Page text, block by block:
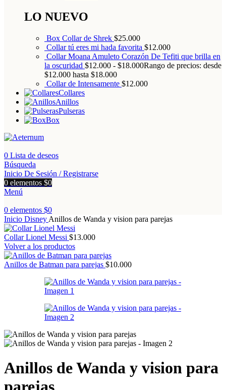
LO NUEVO
Box Collar de Shrek $25.000
Collar tú eres mi hada favorita $12.000
Collar Moana Amuleto Corazón De Tefiti que brilla en
la oscuridad $12.000 - $18.000Rango de precios: desde
$12.000 hasta $18.000
Collar de Intensamente $12.000
Collares
Anillos
Pulseras
Box
0 Lista de deseos
Búsqueda
Inicio De Sesión / Registrarse
0 elementos $0
Menú
0 elementos $0
Inicio Disney Anillos de Wanda y vision para parejas
Collar Lionel Messi $13.000
Volver a los productos
Anillos de Batman para parejas $10.000
Anillos de Wanda y vision para